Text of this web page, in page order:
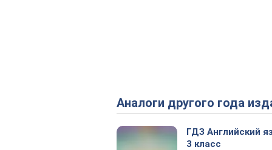
Аналоги другого года
ГДЗ Английский
3 класс